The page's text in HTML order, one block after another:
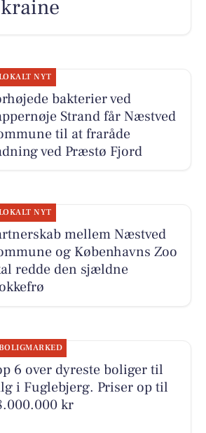
NYT
bakterier ved
Strand får Næstved
til at fraråde
ved Præstø Fjord
NYT
mellem Næstved
og Københavns Zoo
redde den sjældne
6 over dyreste boliger til
i Fuglebjerg. Priser op til
kr